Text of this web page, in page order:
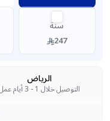
سنة
247
الرياض
التوصيل خلال 1 - 3 أيام عمل